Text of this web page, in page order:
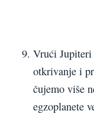
Vrući Jupiteri
otkrivanje i
čujemo više
egzoplanete